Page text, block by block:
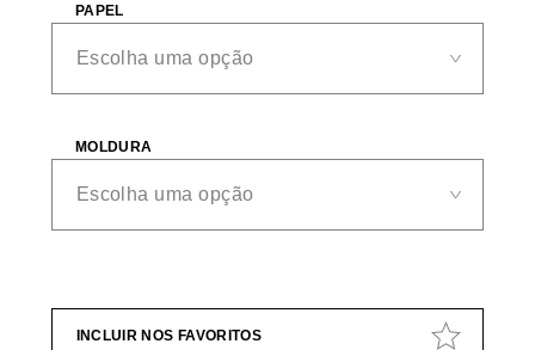
PAPEL
MOLDURA
INCLUIR NOS FAVORITOS